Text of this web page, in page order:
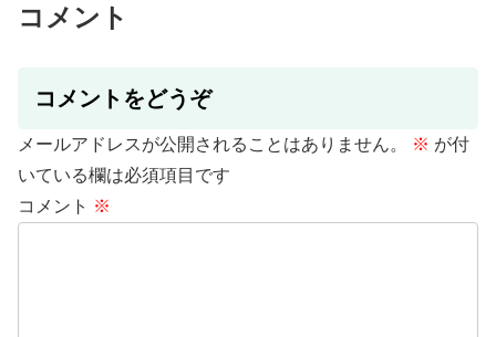
コメント
コメントをどうぞ
メールアドレスが公開されることはありません。 ※ が付
いている欄は必須項目です
コメント ※